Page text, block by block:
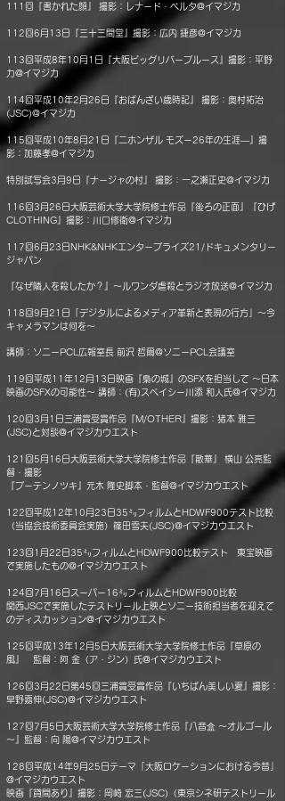
111回『書かれた顔』 撮影：レナード・ベルタ@イマジカ
112回6月13日『三十三間堂』撮影：広内 捷彦@イマジカ
113回平成8年10月1日『大阪ビッグリバーブルース』撮影：平野
力@イマジカ
114回平成10年2月26日『おばんざい歳時記』 撮影：奥村祐治
(JSC)@イマジカ
115回平成10年8月21日『ニホンザル モズー26年の生涯―』撮
影：加藤孝@イマジカ
特別試写会3月9日『ナージャの村』 撮影：一之瀬正史@イマジカ
116回3月26日大阪芸術大学大学院修士作品『後ろの正面』『ひげ
CLOTHING』撮影：川口修衛@イマジカ
117回6月23日NHK&NHKエンタープライズ21/ドキュメンタリー
ジャパン
『なぜ隣人を殺したか？』～ルワンダ虐殺とラジオ放送@イマジカ
118回9月21日「デジタルによるメディア革新と表現の行方」～今
キャメラマンは何を～
講師：ソニーPCL広報室長 前沢 哲爾@ソニーPCL会議室
119回平成11年12月13日映画『梟の城』のSFXを担当して ～日本
映画のSFXの可能性～ 講師：(有)スペイシー川添 和人氏@イマジカ
120回3月1日三浦賞受賞作品『M/OTHER』撮影：猪本 雅三
(JSC)と対談@イマジカウエスト
121回5月16日大阪芸術大学大学院修士作品『散華』 横山 公亮監
督・撮影
『プーテンノツキ』元木 隆史脚本・監督@イマジカウエスト
122回平成12年10月23日35㍉フィルムとHDWF900テスト比較
（当協会技術委員会実施）篠田雪夫(JSC)@イマジカウエスト
123回1月22日35㍉フィルムとHDWF900比較テスト 東宝映画
で実施したもの@イマジカウエスト
124回7月16日スーパー16㍉フィルムとHDWF900比較
関西JSCで実施したテストリール上映とソニー技術担当者を迎えて
のディスカッション@イマジカウエスト
125回平成13年12月5日大阪芸術大学大学院修士作品『草原の
風』 監督：阿 金（ア・ジン）氏@イマジカウエスト
126回3月22日第45回三浦賞受賞作品『いちばん美しい夏』撮影：
早野嘉伸(JSC)@イマジカウエスト
127回7月5日大阪芸術大学大学院修士作品『八音盒 ～オルゴール
～』監督：向 陽@イマジカウエスト
128回平成14年9月25日テーマ「大阪ロケーションにおける今昔」
@イマジカウエスト
映画『貸間あり』撮影：岡崎 宏三(JSC)（東京シネ研テストリール